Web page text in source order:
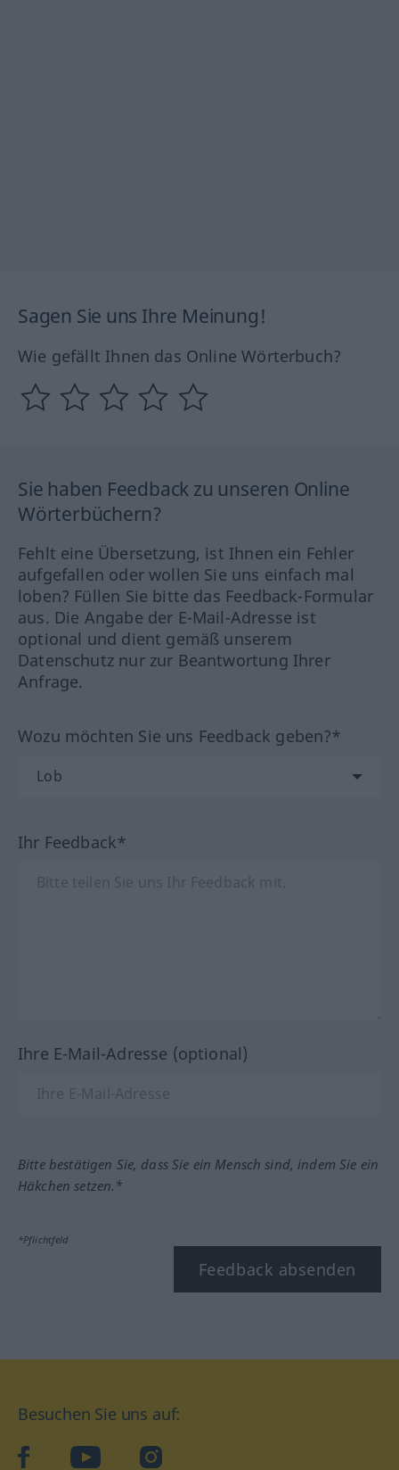
Sagen Sie uns Ihre Meinung!
Wie gefällt Ihnen das Online Wörterbuch?
Sie haben Feedback zu unseren Online
Wörterbüchern?
Fehlt eine Übersetzung, ist Ihnen ein Fehler
aufgefallen oder wollen Sie uns einfach mal
loben? Füllen Sie bitte das Feedback-Formular
aus. Die Angabe der E-Mail-Adresse ist
optional und dient gemäß unserem
Datenschutz nur zur Beantwortung Ihrer
Anfrage.
Wozu möchten Sie uns Feedback geben?*
Ihr Feedback*
Ihre E-Mail-Adresse (optional)
Bitte bestätigen Sie, dass Sie ein Mensch sind, indem Sie ein
Häkchen setzen.*
*Pflichtfeld
Feedback absenden
Besuchen Sie uns auf:
facebookYouTube Instagram